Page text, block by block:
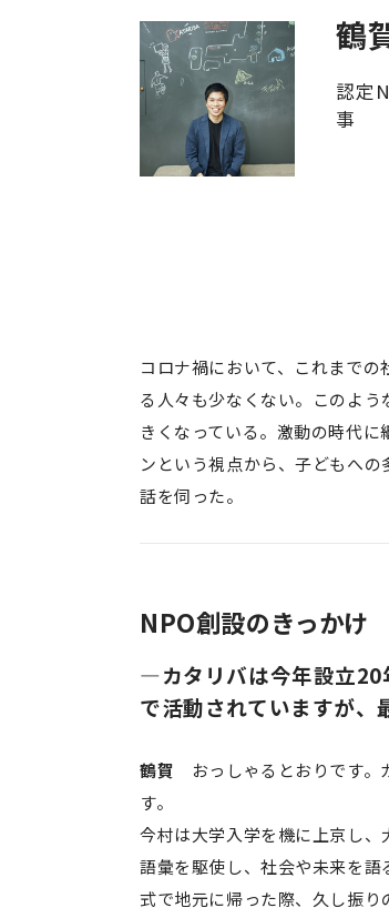
鶴
認定
事
コロナ禍において、これまで
る人々も少なくない。このよ
きくなっている。激動の時代
ンという視点から、子どもへ
話を伺った。
NPO創設のきっかけ
―カタリバは今年設立20
で活動されていますが、
鶴賀 おっしゃるとおりです。
す。
今村は大学入学を機に上京し
語彙を駆使し、社会や未来を
式で地元に帰った際、久し振